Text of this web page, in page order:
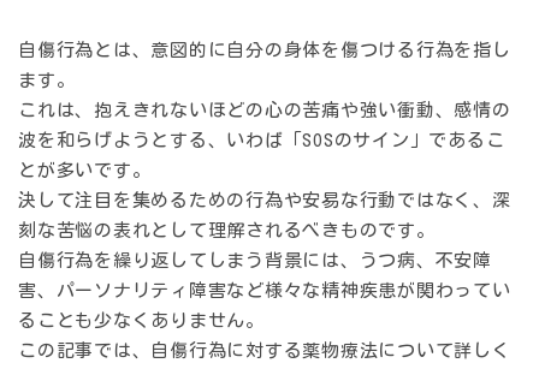
自傷行為とは、意図的に自分の身体を傷つける行為を指し
ます。
これは、抱えきれないほどの心の苦痛や強い衝動、感情の
波を和らげようとする、いわば「SOSのサイン」であるこ
とが多いです。
決して注目を集めるための行為や安易な行動ではなく、深
刻な苦悩の表れとして理解されるべきものです。
自傷行為を繰り返してしまう背景には、うつ病、不安障
害、パーソナリティ障害など様々な精神疾患が関わってい
ることも少なくありません。
この記事では、自傷行為に対する薬物療法について詳しく